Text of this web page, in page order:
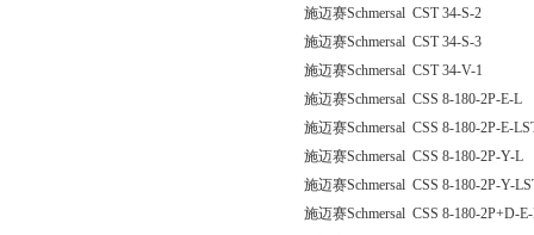
施迈赛Schmersal CST 34-S-2
施迈赛Schmersal CST 34-S-3
施迈赛Schmersal CST 34-V-1
施迈赛Schmersal CSS 8-180-2P-E-L
施迈赛Schmersal CSS 8-180-2P-E-
施迈赛Schmersal CSS 8-180-2P-Y-L
施迈赛Schmersal CSS 8-180-2P-Y-
施迈赛Schmersal CSS 8-180-2P+D-